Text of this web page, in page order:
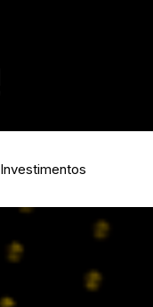
Investimentos